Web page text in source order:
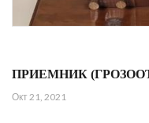
ПРИЕМНИК
Окт 21, 2021